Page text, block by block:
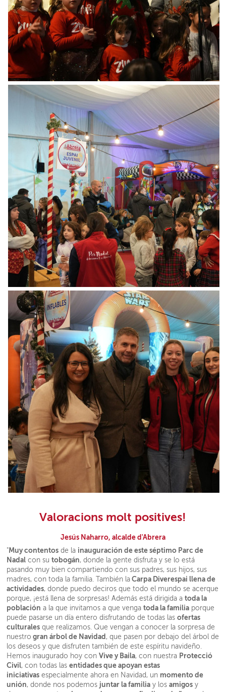
Valoracions molt positives!
Jesús Naharro, alcalde d'Abrera
"Muy contentos de la inauguración de este séptimo Parc de
Nadal con sutobogán, donde la gente disfruta y se lo está
pasando muy bien compartiendo con sus padres, sus hijos, sus
madres, con toda la familia. También la Carpa Diverespai llena de
actividades, donde puedo deciros que todo el mundo se acerque
porque, ¡está llena de sorpresas! Además está dirigida atoda la
población a la que invitamos a que vengatoda la familia porque
puede pasarse un día entero disfrutando de todas lasofertas
culturales que realizamos. Que vengan a conocer la sorpresa de
nuestro gran árbol de Navidad , que pasen por debajo del árbol de
los deseos y que disfruten también de este espíritu navideño.
Hemos inaugurado hoy conVive y Baila, con nuestra Protecció
Civil, con todas lasentidades que apoyan estas
iniciativas especialmente ahora en Navidad, un momento de
unión, donde nos podemos juntar la familia y losamigos y